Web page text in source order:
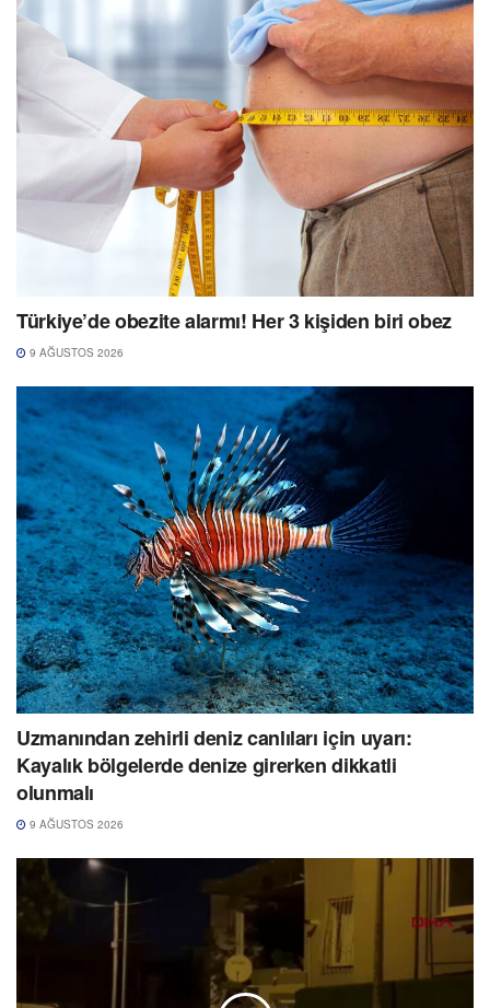
Türkiye’de obezite alarmı! Her 3 kişiden biri obez
9 AĞUSTOS 2026
Uzmanından zehirli deniz canlıları için uyarı:
Kayalık bölgelerde denize girerken dikkatli
olunmalı
9 AĞUSTOS 2026